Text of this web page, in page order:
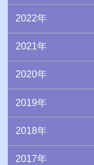
2022年
2021年
2020年
2019年
2018年
2017年